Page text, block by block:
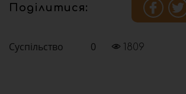
Поділитися:
Суспільство 0 1809